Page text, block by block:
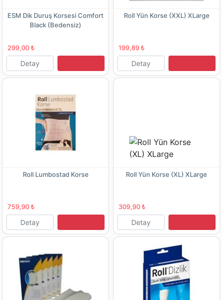
ESM Dik Duruş Korsesi Comfort
Black (Bedensiz)
299,00 ₺
Detay
Roll Yün Korse (XXL) XLarge
199,89 ₺
Detay
Roll Lumbostad Korse
759,90 ₺
Detay
Roll Yün Korse (XL) XLarge
309,90 ₺
Detay